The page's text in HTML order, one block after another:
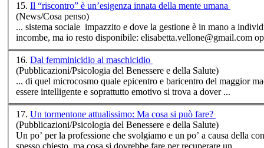
15. Il “riscontro” è un’esigenza innata della mente umana
(News/Cosa penso)
... sistema sociale impazzito e dove la gestione è in mano a
incombe, ma io resto disponibile: elisabetta.vellone@gmail.com
16. Dal femminicidio al maschicidio
(Pubblicazioni/Psicologia del Benessere e della Salute)
... di quel microcosmo quale epicentro e baricentro del maggior
essere intelligente e soprattutto emotivo si trova a dover ...
17. Un tormentone attualissimo: Ma cosa si può fare?
(Pubblicazioni/Psicologia del Benessere e della Salute)
Un po’ per la professione che svolgiamo e un po’ a causa della
spesso chiesto, ma cosa si dovrebbe fare per recuperare un ...